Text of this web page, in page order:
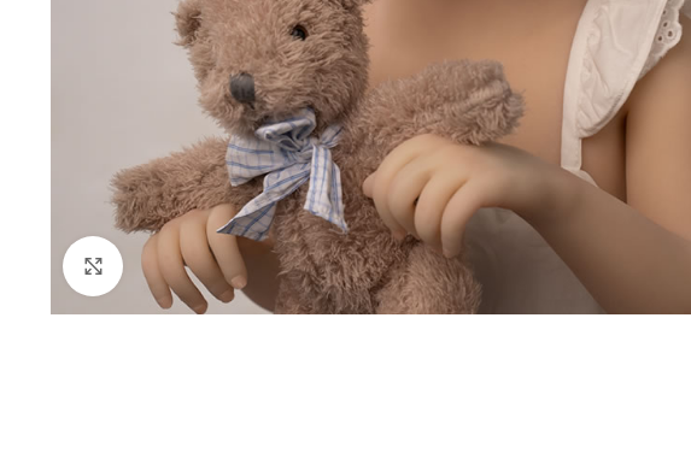
Klik om te vergroten